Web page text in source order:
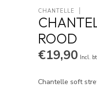
CHANTELLE
ROOD
€19,90 Incl.
Chantelle soft